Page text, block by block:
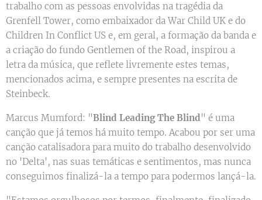
trabalho com as pessoas envolvidas na tragédia da
Grenfell Tower, como embaixador da War Child UK e do
Children In Conflict US e, em geral, a formação da banda e
a criação do fundo Gentlemen of the Road, inspirou a
letra da música, que reflete livremente estes temas,
mencionados acima, e sempre presentes na escrita de
Steinbeck.
Marcus Mumford: "Blind Leading The Blind" é uma
canção que já temos há muito tempo. Acabou por ser uma
canção catalisadora para muito do trabalho desenvolvido
no 'Delta', nas suas temáticas e sentimentos, mas nunca
conseguimos finalizá-la a tempo para podermos lançá-la.